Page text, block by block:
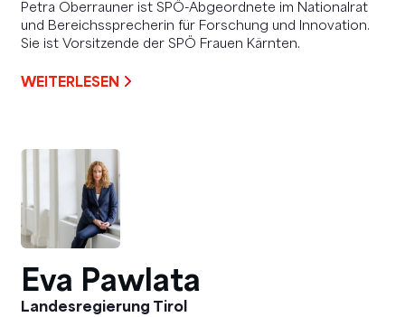
Petra Oberrauner ist SPÖ-Abgeordnete im Nationalrat
und Bereichssprecherin für Forschung und Innovation.
Sie ist Vorsitzende der SPÖ Frauen Kärnten.
WEITERLESEN
Eva Pawlata
Landesregierung Tirol